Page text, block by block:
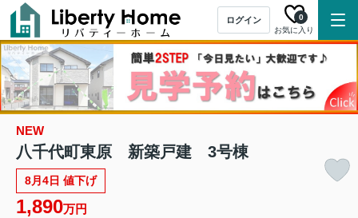
ログイン
お気に入り
0
NEW
八千代町東原 新築戸建 3号棟
8月4日 値下げ
1,890万円